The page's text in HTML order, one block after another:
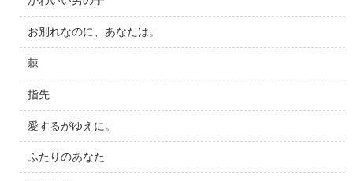
お別れなのに、あなたは。
棘
指先
愛するがゆえに。
ふたりのあなた